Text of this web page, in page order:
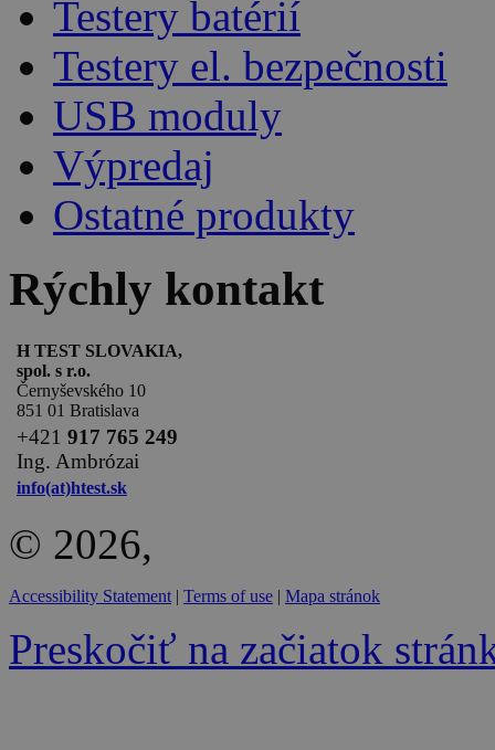
Testery batérií
Testery el. bezpečnosti
USB moduly
Výpredaj
Ostatné produkty
Rýchly kontakt
H TEST SLOVAKIA,
spol. s r.o.
Černyševského 10
851 01 Bratislava
+421 917 765 249
Ing. Ambrózai
info(at)htest.sk
© 2026,
Accessibility Statement | Terms of use | Mapa stránok
Preskočiť na začiatok